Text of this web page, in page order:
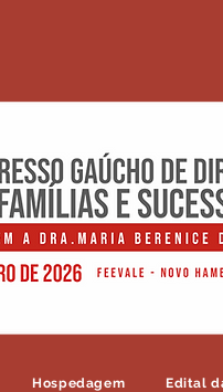
Hospedagem Edital